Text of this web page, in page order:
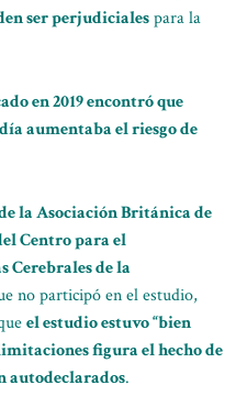
ser perjudicialespara la
en 2019 encontró que
aumentaba el riesgo de
la Asociación Británica de
Centro para el
Cerebrales de la
no participó en el estudio,
el estudio estuvo “bien
figura el hecho de
autodeclarados.